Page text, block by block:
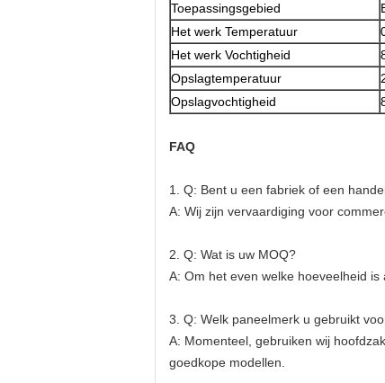
Toepassingsgebied
Het werk Temperatuur
Het werk Vochtigheid
Opslagtemperatuur
Opslagvochtigheid
FAQ
1. Q: Bent u een fabriek of een
A: Wij zijn vervaardiging voor
2. Q: Wat is uw MOQ?
A: Om het even welke hoeveelheid
3. Q: Welk paneelmerk u gebruikt
A: Momenteel, gebruiken wij
goedkope modellen.